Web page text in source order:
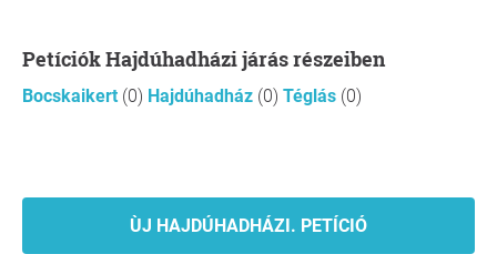
Petíciók Hajdúhadházi járás részeiben
Bocskaikert (0) Hajdúhadház (0) Téglás (0)
ÙJ HAJDÚHADHÁZI. PETÍCIÓ